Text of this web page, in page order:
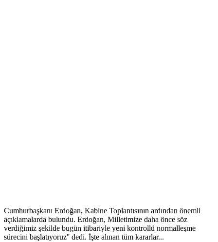
Cumhurbaşkanı Erdoğan, Kabine Toplantısının ardından önemli
açıklamalarda bulundu. Erdoğan, Milletimize daha önce söz
verdiğimiz şekilde bugün itibariyle yeni kontrollü normalleşme
sürecini başlatıyoruz'' dedi. İşte alınan tüm kararlar...